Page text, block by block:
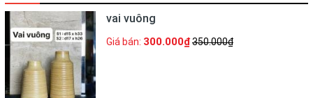
vai vuông
Giá bán: 300.000₫350.000₫